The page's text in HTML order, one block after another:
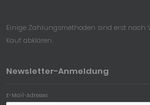
Einige Zahlungsmethoden sind erst nach
Kauf abklären.
Newsletter-Anmeldung
E-Mail-Adresse: